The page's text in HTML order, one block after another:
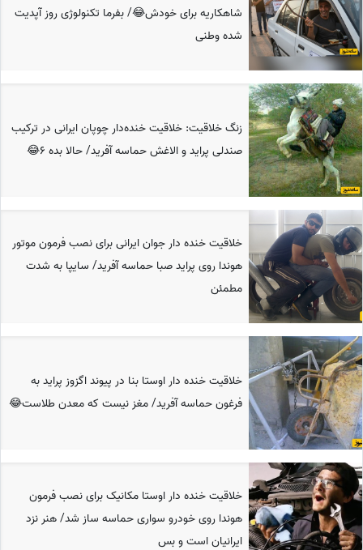
شاهکاریه برای خودش😂/ بفرما تکنولوژی روز آپدیت
شده وطنی
زنگ خلاقیت: خلاقیت خنده‌دار چوپان ایرانی در ترکیب
صندلی پراید و الاغش حماسه آفرید/ حالا بده 6😂
خلاقیت خنده دار جوان ایرانی برای نصب فرمون موتور
هوندا روی پراید صبا حماسه آفرید/ سایپا به شدت
مطمئن
خلاقیت خنده دار اوستا بنا در پیوند اگزوز پراید به
فرغون حماسه آفرید/ مغز نیست که معدن طلاست😂
خلاقیت خنده دار اوستا مکانیک برای نصب فرمون
هوندا روی خودرو سواری حماسه ساز شد/ هنر نزد
ایرانیان است و بس